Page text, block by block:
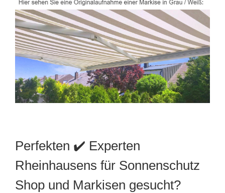
Perfekten ✔️ Experten
Rheinhausens für Sonnenschutz
Shop und Markisen gesucht?